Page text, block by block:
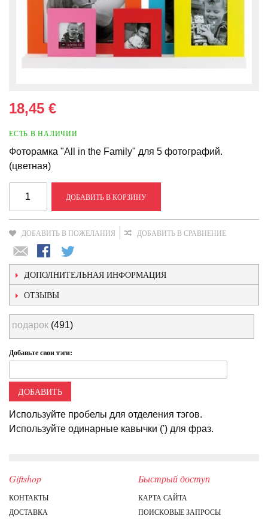
18,45 €
ЕСТЬ В НАЛИЧИИ
Фоторамка "All in the Family" для 5 фотографий.
(цветная)
ДОБАВИТЬ В КОРЗИНУ
ДОБАВИТЬ В ПОЖЕЛАНИЯ ДОБАВИТЬ В СРАВНЕНИЕ
ДОПОЛНИТЕЛЬНАЯ ИНФОРМАЦИЯ
ОТЗЫВЫ
подарок (491)
Добавьте свои тэги:
ДОБАВИТЬ
Используйте пробелы для отделения тэгов.
Используйте одинарные кавычки (') для фраз.
Giftshop
КОНТАКТЫ
ДОСТАВКА
Быстрый доступ
КАРТА САЙТА
ПОИСКОВЫЕ ЗАПРОСЫ